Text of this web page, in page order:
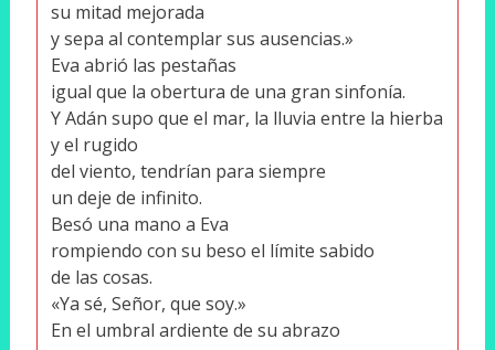
su mitad mejorada
y sepa al contemplar sus ausencias.»
Eva abrió las pestañas
igual que la obertura de una gran sinfonía.
Y Adán supo que el mar, la lluvia entre la hierba
y el rugido
del viento, tendrían para siempre
un deje de infinito.
Besó una mano a Eva
rompiendo con su beso el límite sabido
de las cosas.
«Ya sé, Señor, que soy.»
En el umbral ardiente de su abrazo